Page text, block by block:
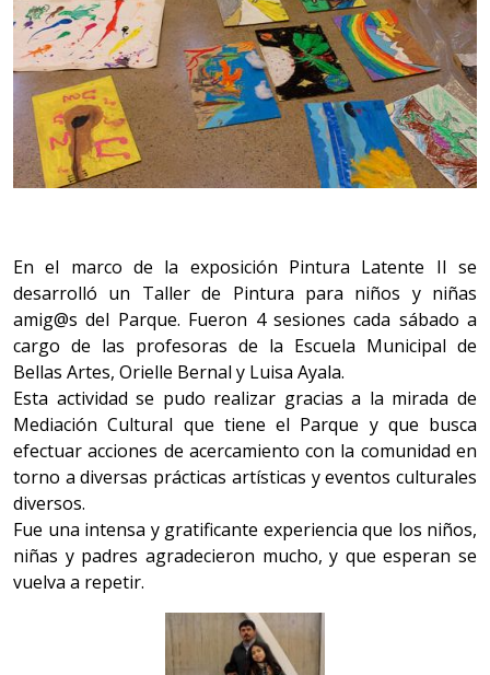
En el marco de la exposición Pintura Latente II se
desarrolló un Taller de Pintura para niños y niñas
amig@s del Parque. Fueron 4 sesiones cada sábado a
cargo de las profesoras de la Escuela Municipal de
Bellas Artes, Orielle Bernal y Luisa Ayala.
Esta actividad se pudo realizar gracias a la mirada de
Mediación Cultural que tiene el Parque y que busca
efectuar acciones de acercamiento con la comunidad en
torno a diversas prácticas artísticas y eventos culturales
diversos.
Fue una intensa y gratificante experiencia que los niños,
niñas y padres agradecieron mucho, y que esperan se
vuelva a repetir.